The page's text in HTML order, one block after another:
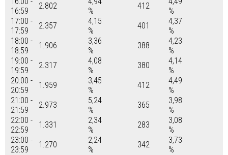
16:59
2.802
%
412
%
17:00 -
17:59
2.357
4,15
%
401
4,37
%
18:00 -
18:59
1.906
3,36
%
388
4,23
%
19:00 -
19:59
2.317
4,08
%
380
4,14
%
20:00 -
20:59
1.959
3,45
%
412
4,49
%
21:00 -
21:59
2.973
5,24
%
365
3,98
%
22:00 -
22:59
1.331
2,34
%
283
3,08
%
23:00 -
23:59
1.270
2,24
%
342
3,73
%